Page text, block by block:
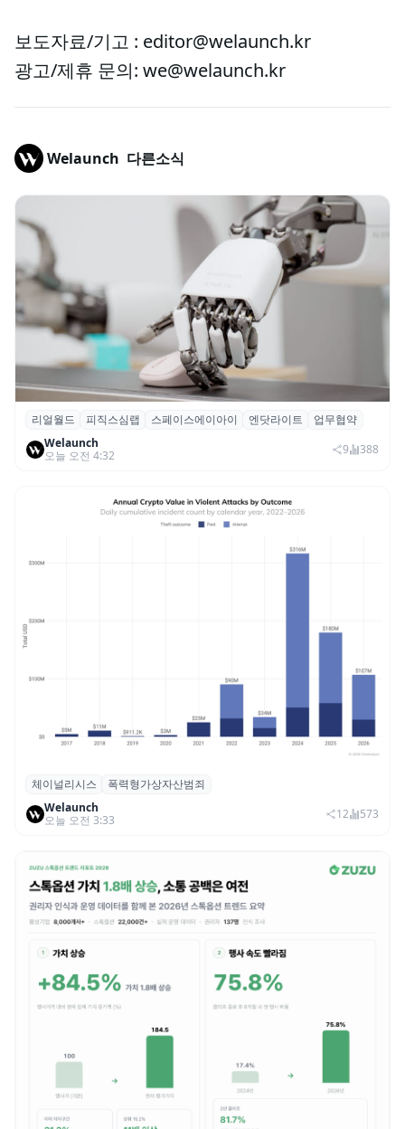
보도자료/기고 : editor@welaunch.kr
광고/제휴 문의: we@welaunch.kr
Welaunch 다른소식
리얼월드, 로봇테크 스타트업 3곳과 손잡고
휴머노이드 표준 만든다
리얼월드 피직스심랩 스페이스에이아이 엔닷라이트
업무협약
Welaunch
오늘 오전 4:32
9 388
체이널리시스 “가상자산 보유자 대상 폭력
범죄 증가…상반기 탈취액 3000만 달러 돌파
체이널리시스
폭력형가상자산범죄
Welaunch
오늘 오전 3:33
12 573